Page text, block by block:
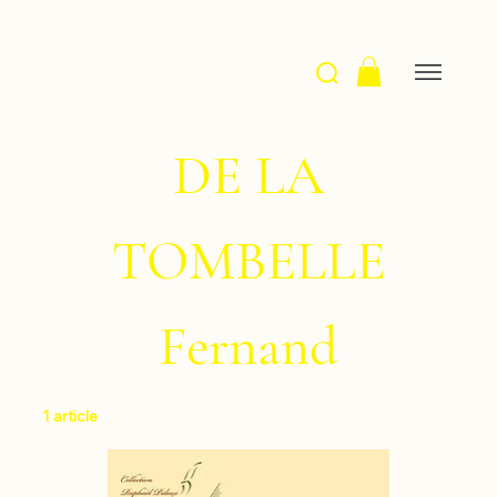
DE LA
TOMBELLE
Fernand
1 article